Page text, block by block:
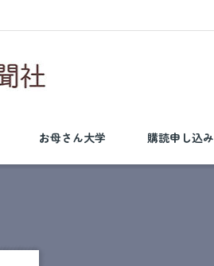
お母さん大学 購読申し込み